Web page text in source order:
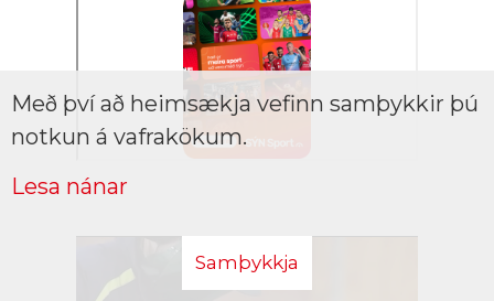
Með því að heimsækja vefinn samþykkir þú
notkun á vafrakökum.
Lesa nánar
Samþykkja